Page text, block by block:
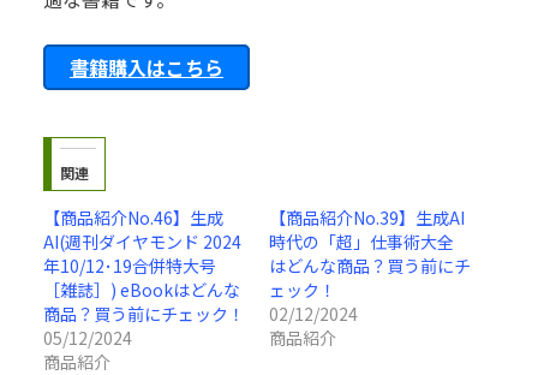
書籍購入はこちら
関連
【商品紹介No.46】生成
AI(週刊ダイヤモンド 2024
年10/12･19合併特大号
［雑誌］) eBookはどんな
商品？買う前にチェック！
05/12/2024
商品紹介
【商品紹介No.39】生成AI
時代の「超」仕事術大全
はどんな商品？買う前にチ
ェック！
02/12/2024
商品紹介